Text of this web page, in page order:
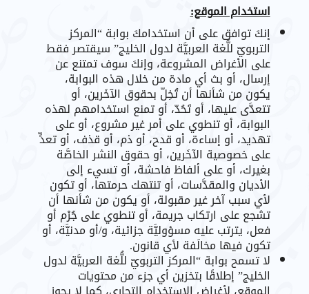
استخدام الموقع:
إنكَ توافق على أن استخدامكَ بوابة “المركز
التربويّ للُّغة العربيَّة لدول الخليج” سيقتصر فقط
على الأغراض المشروعة، وإنكَ سوف تمتنع عن
إرسال، أو بث أي مادة من خلال هذه البوابة،
يكون من شأنها أن تُخِلّ بحقوق الآخَرين، أو
تتعدَّى عليها، أو تَحُدّ، أو تمنع استخدامهم لهذه
البوابة، أو تنطوي على أمر غير مشروع، أو على
تهديد، أو إساءة، أو قدح، أو ذم، أو قذف، أو تعدٍّ
على خصوصية الآخَرين، أو حقوق النشر الخاصَّة
بغيرك، أو على ألفاظ فاحشة، أو تسيء إلى
الأديان والمقدَّسات، أو تنتهك حرمتها، أو تكون
لأي سبب آخر غير مقبولة، أو يكون من شأنها أن
تشجع على ارتكاب جريمة، أو تنطوي على جُرْم أو
فعل، يترتب عليه مسؤوليَّة جزائية، و/أو مدنيَّة، أو
تكون فيها مخالَفة لأي قانون.
لا تسمح بوابة “المركز التربويّ للُّغة العربيَّة لدول
الخليج” إطلاقًا بتخزين أي جزء من محتويات